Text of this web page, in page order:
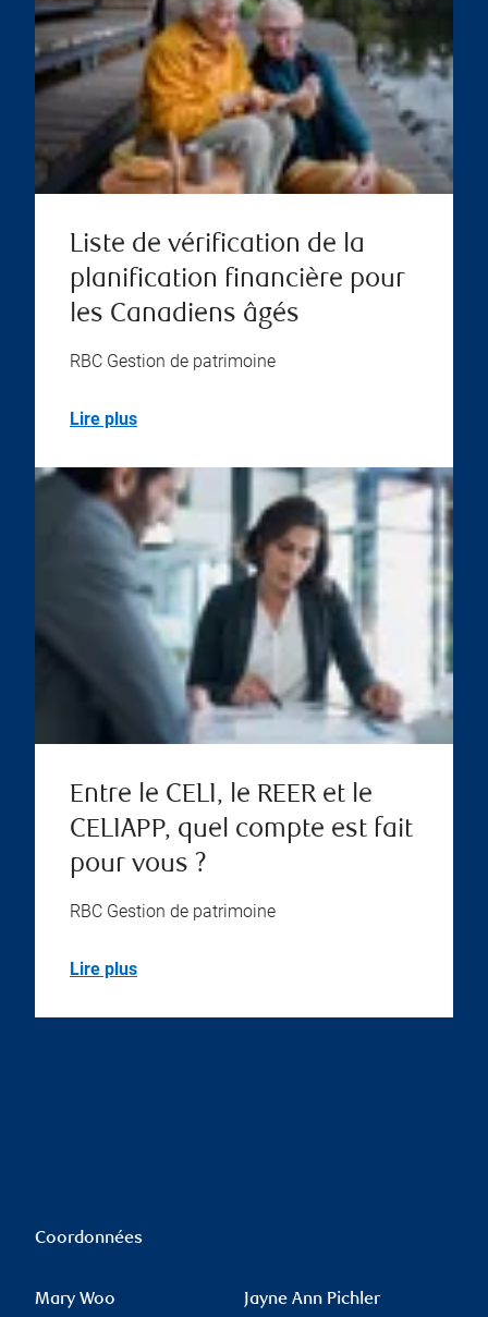
Liste de vérification de la
planification financière pour
les Canadiens âgés
RBC Gestion de patrimoine
Lire plus
Entre le CELI, le REER et le
CELIAPP, quel compte est fait
pour vous ?
RBC Gestion de patrimoine
Lire plus
Coordonnées
Mary Woo Jayne Ann Pichler